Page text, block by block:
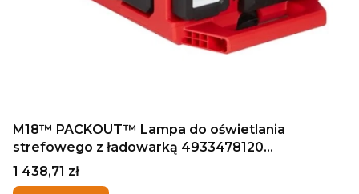
M18™ PACKOUT™ Lampa do oświetlania
strefowego z ładowarką 4933478120
MILWAUKEE
Cena
1 438,71 zł